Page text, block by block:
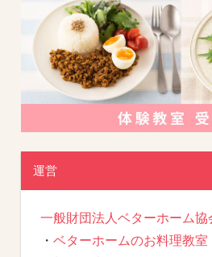
運営
一般財団法人ベターホーム協
・ ベターホームのお料理教室